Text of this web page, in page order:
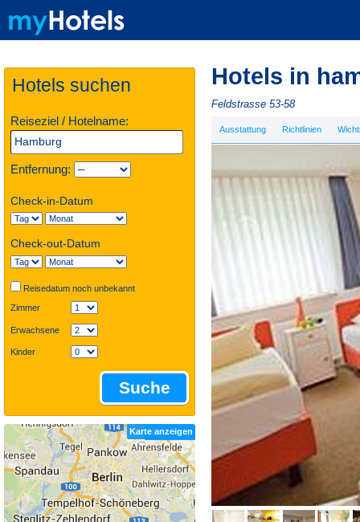
Hotels suchen
Reiseziel / Hotelname:
Entfernung:
Check-in-Datum
Check-out-Datum
Reisedatum noch unbekannt
Zimmer
Erwachsene
Kinder
Suche
Karte anzeigen
Hotels in
Feldstrasse 53-58
Ausstattung Richtlinien